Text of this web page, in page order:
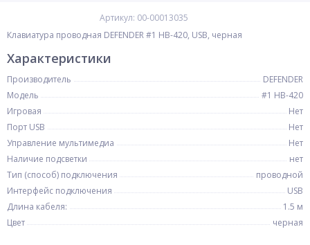
Артикул: 00-00013035
Клавиатура проводная DEFENDER #1 HB-420, USB, черная
Характеристики
Производитель
DEFENDER
Модель
#1 HB-420
Игровая
Нет
Порт USB
Нет
Управление мультимедиа
Нет
Наличие подсветки
нет
Тип (способ) подключения
проводной
Интерфейс подключения
USB
Длина кабеля:
1.5 м
Цвет
черная